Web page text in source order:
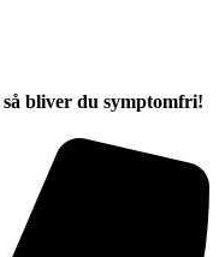
så bliver du symptomfri!